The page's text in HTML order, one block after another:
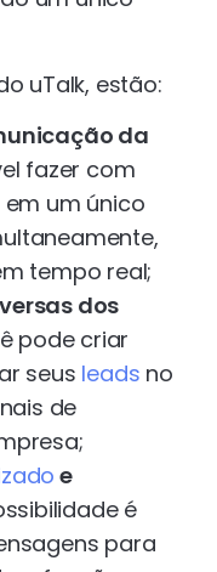
uTalk, estão:
da
fazer com
um único
tempo real;
dos
pode criar
seus leads no
de
e
é
para